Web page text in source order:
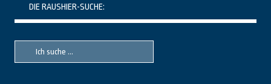
DIE RAUSHIER-SUCHE:
Suche
Suche